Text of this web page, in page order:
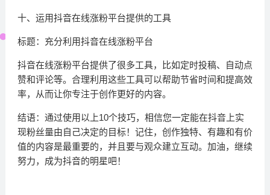
十、运用抖音在线涨粉平台提供的工具
标题：充分利用抖音在线涨粉平台
抖音在线涨粉平台提供了很多工具，比如定时投稿、自动点
赞和评论等。合理利用这些工具可以帮助节省时间和提高效
率，从而让你专注于创作更好的内容。
结语：通过使用以上10个技巧，相信您一定能在抖音上实
现粉丝量由自己决定的目标！记住，创作独特、有趣和有价
值的内容是最重要的，并且要与观众建立互动。加油，继续
努力，成为抖音的明星吧！